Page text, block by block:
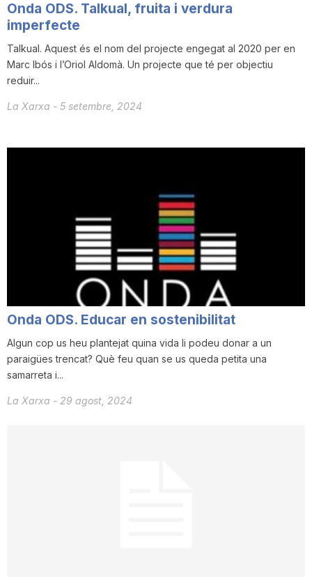
Onda ODS. Talkual, fruita i verdura
imperfecte
Talkual. Aquest és el nom del projecte engegat al 2020 per en
Marc Ibós i l’Oriol Aldomà. Un projecte que té per objectiu
reduir...
La Xarxa - 5 setembre, 2024
Onda ODS. Educar en sostenibilitat
Algun cop us heu plantejat quina vida li podeu donar a un
paraigües trencat? Què feu quan se us queda petita una
samarreta i...
La Xarxa - 29 agost, 2024